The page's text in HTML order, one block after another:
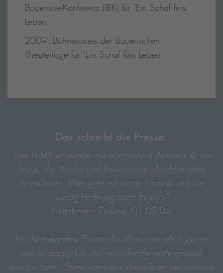
Bodensee-Konferenz (IBK) für "Ein Schaf fürs
Leben"
2009: Bühnenpreis der Bayerischen
Theatertage für "Ein Schaf fürs Leben"
Das schreibt die Presse:
"Das Publikum dankte mit stürmischem Applaus für ein
Stück, das Kinder und Erwachsene gleichermaßen
bezauberte. Man geht mit einem Lächeln und ein
wenig Hoffnung nach Hause."
Nürnberger Zeitung, 01.05.06
"Hochintelligentes Theater für Menschen ab 6 Jahren,
wie es magischer und mitreißender nicht gespielt
werden kann. Damit kann das Pfütze-Team ein weiteres